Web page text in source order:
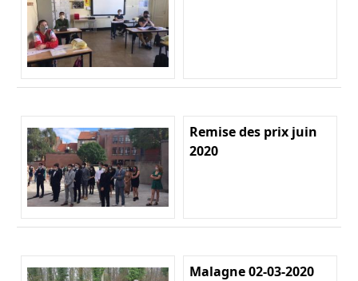
Remise des prix juin
2020
Malagne 02-03-2020